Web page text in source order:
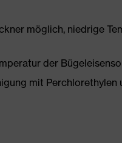
möglich, niedrige
der
mit